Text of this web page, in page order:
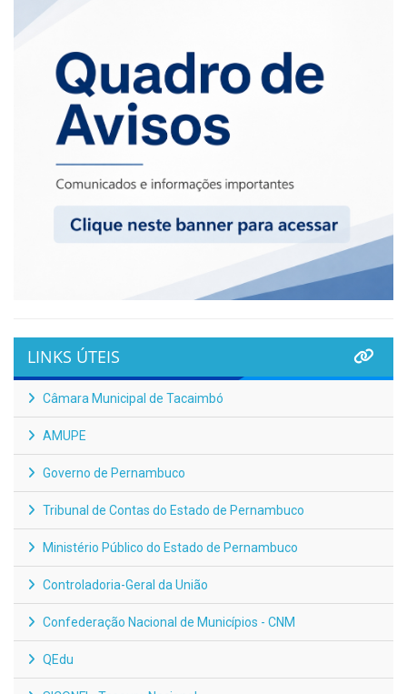
LINKS ÚTEIS
Câmara Municipal de Tacaimbó
AMUPE
Governo de Pernambuco
Tribunal de Contas do Estado de Pernambuco
Ministério Público do Estado de Pernambuco
Controladoria-Geral da União
Confederação Nacional de Municípios - CNM
QEdu